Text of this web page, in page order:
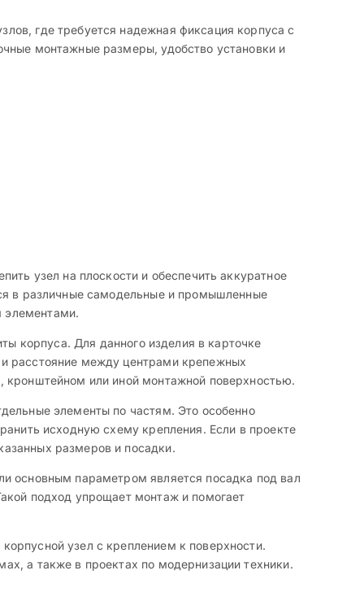
где требуется надежная фиксация корпуса с
монтажные размеры, удобство установки и
узел на плоскости и обеспечить аккуратное
в различные самодельные и промышленные
элементами.
корпуса. Для данного изделия в карточке
расстояние между центрами крепежных
или иной монтажной поверхностью.
элементы по частям. Это особенно
исходную схему крепления. Если в проекте
размеров и посадки.
основным параметром является посадка под вал
подход упрощает монтаж и помогает
узел с креплением к поверхности.
а также в проектах по модернизации техники.